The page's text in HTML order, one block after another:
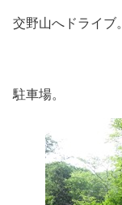
交野山へドライブ。
駐車場。